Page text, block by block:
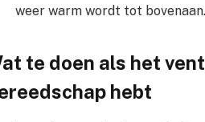
weer warm wordt tot bovenaan.
te doen als het
hebt